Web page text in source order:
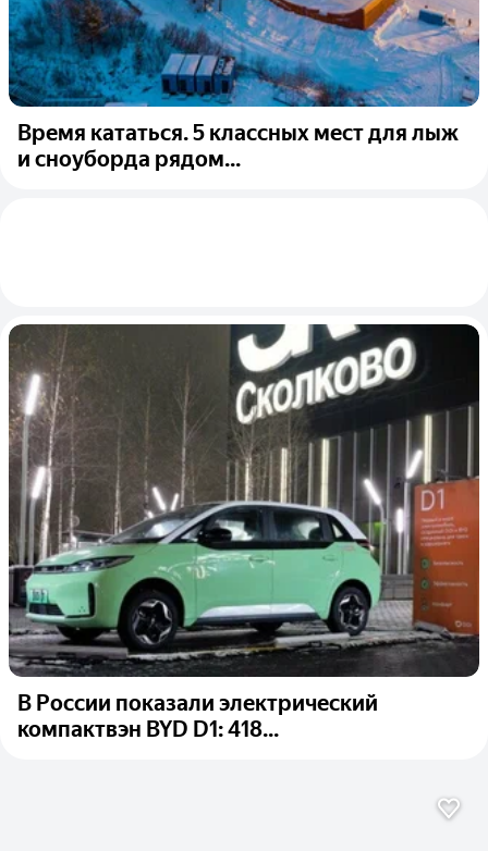
Время кататься. 5 классных мест для лыж
и сноуборда рядом...
В России показали электрический
компактвэн BYD D1: 418...